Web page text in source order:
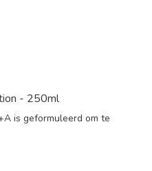
- 250ml
is geformuleerd om te